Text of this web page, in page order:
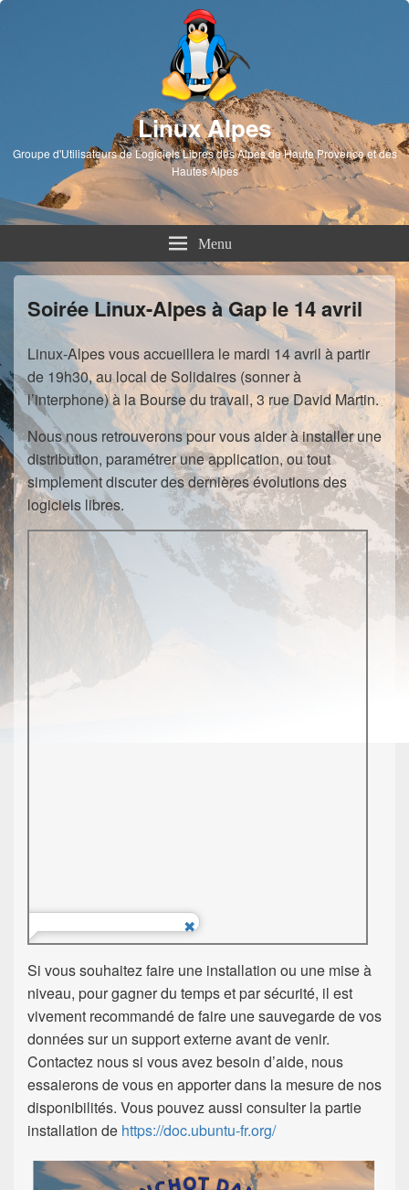
Linux Alpes
Groupe d'Utilisateurs de Logiciels Libres des Alpes de Haute Provence et des
Hautes Alpes
Menu
Soirée Linux-Alpes à Gap le 14 avril
Linux-Alpes vous accueillera le mardi 14 avril à partir
de 19h30, au local de Solidaires (sonner à
l’interphone) à la Bourse du travail, 3 rue David Martin.
Nous nous retrouverons pour vous aider à installer une
distribution, paramétrer une application, ou tout
simplement discuter des dernières évolutions des
logiciels libres.
Si vous souhaitez faire une installation ou une mise à
niveau, pour gagner du temps et par sécurité, il est
vivement recommandé de faire une sauvegarde de vos
données sur un support externe avant de venir.
Contactez nous si vous avez besoin d’aide, nous
essaierons de vous en apporter dans la mesure de nos
disponibilités. Vous pouvez aussi consulter la partie
installation de https://doc.ubuntu-fr.org/